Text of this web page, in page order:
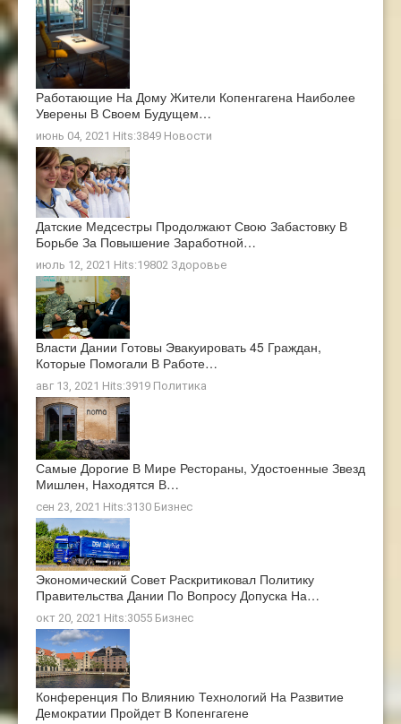
Работающие На Дому Жители Копенгагена Наиболее
Уверены В Своем Будущем…
июнь 04, 2021 Hits:3849 Новости
Датские Медсестры Продолжают Свою Забастовку В
Борьбе За Повышение Заработной…
июль 12, 2021 Hits:19802 Здоровье
Власти Дании Готовы Эвакуировать 45 Граждан,
Которые Помогали В Работе…
авг 13, 2021 Hits:3919 Политика
Самые Дорогие В Мире Рестораны, Удостоенные Звезд
Мишлен, Находятся В…
сен 23, 2021 Hits:3130 Бизнес
Экономический Совет Раскритиковал Политику
Правительства Дании По Вопросу Допуска На…
окт 20, 2021 Hits:3055 Бизнес
Конференция По Влиянию Технологий На Развитие
Демократии Пройдет В Копенгагене